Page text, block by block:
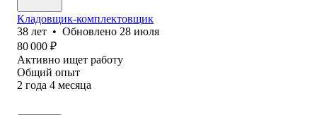
Кладовщик-комплектовщик
38 лет • Обновлено 28 июля
80 000 ₽
Активно ищет работу
Общий опыт
2 года 4 месяца